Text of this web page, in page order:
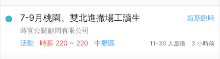
短期臨時
7-9月桃園、雙北進撤場工讀生
蒔宜公關顧問有限公司
活動
時薪 220 ~ 220 中壢區 11-30 人應徵 3 小時前